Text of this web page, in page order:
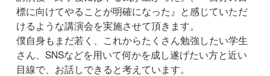
標に向けてやることが明確になった』と感じていただ
けるような講演会を実施させて頂きます。
僕自身もまだ若く、これからたくさん勉強したい学生
さん、SNSなどを用いて何かを成し遂げたい方と近い
目線で、お話しできると考えています。